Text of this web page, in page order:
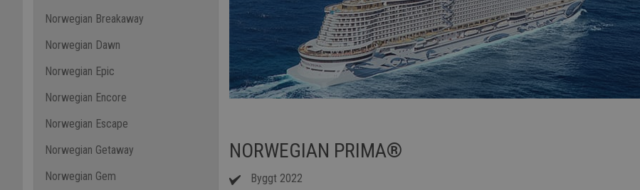
Norwegian Breakaway
Norwegian Dawn
Norwegian Epic
Norwegian Encore
Norwegian Escape
Norwegian Getaway
Norwegian Gem
NORWEGIAN PRIMA®
Byggt 2022